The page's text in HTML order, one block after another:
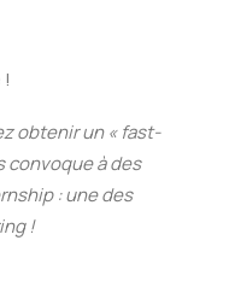
obtenir un « fast-
convoque à des
: une des
!